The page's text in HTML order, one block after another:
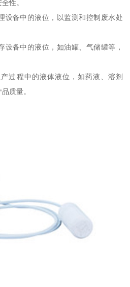
性。
设备中的液位，以监测和控制废水处
设备中的液位，如油罐、气储罐等，
过程中的液体液位，如药液、溶剂
质量。